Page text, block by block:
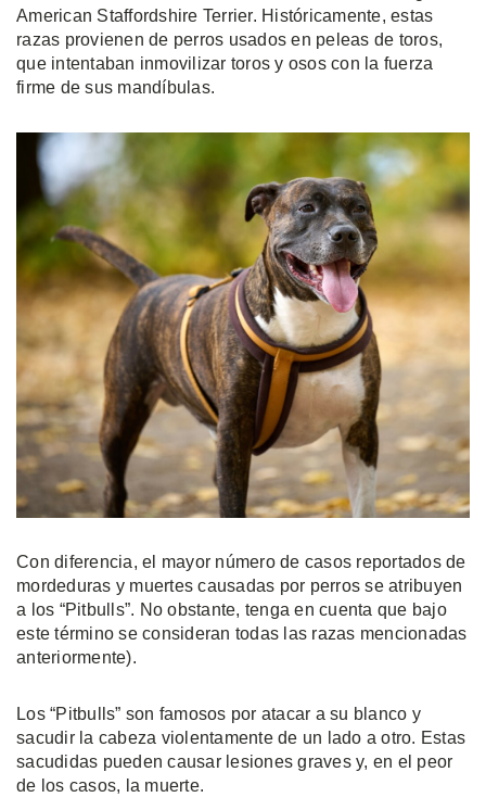
American Staffordshire Terrier. Históricamente, estas
razas provienen de perros usados en peleas de toros,
que intentaban inmovilizar toros y osos con la fuerza
firme de sus mandíbulas.
Con diferencia, el mayor número de casos reportados de
mordeduras y muertes causadas por perros se atribuyen
a los “Pitbulls”. No obstante, tenga en cuenta que bajo
este término se consideran todas las razas mencionadas
anteriormente).
Los “Pitbulls” son famosos por atacar a su blanco y
sacudir la cabeza violentamente de un lado a otro. Estas
sacudidas pueden causar lesiones graves y, en el peor
de los casos, la muerte.